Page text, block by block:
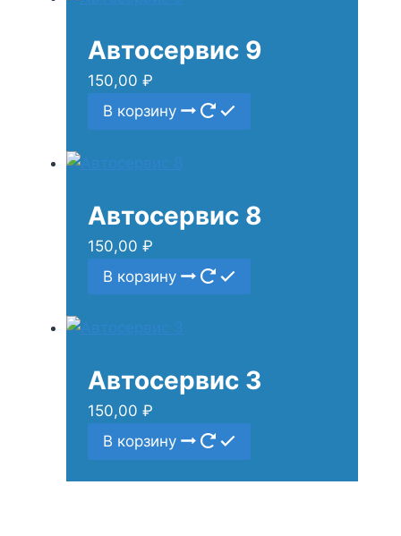
Автосервис 9
150,00 ₽
В корзину
Автосервис 8
150,00 ₽
В корзину
Автосервис 3
150,00 ₽
В корзину